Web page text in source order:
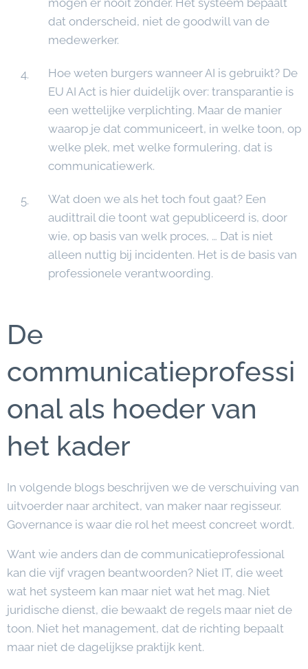
mogen er nooit zonder. Het systeem bepaalt
dat onderscheid, niet de goodwill van de
medewerker.
Hoe weten burgers wanneer AI is gebruikt? De
EU AI Act is hier duidelijk over: transparantie is
een wettelijke verplichting. Maar de manier
waarop je dat communiceert, in welke toon, op
welke plek, met welke formulering, dat is
communicatiewerk.
Wat doen we als het toch fout gaat? Een
audittrail die toont wat gepubliceerd is, door
wie, op basis van welk proces, … Dat is niet
alleen nuttig bij incidenten. Het is de basis van
professionele verantwoording.
De
communicatieprofessi
onal als hoeder van
het kader
In volgende blogs beschrijven we de verschuiving van
uitvoerder naar architect, van maker naar regisseur.
Governance is waar die rol het meest concreet wordt.
Want wie anders dan de communicatieprofessional
kan die vijf vragen beantwoorden? Niet IT, die weet
wat het systeem kan maar niet wat het mag. Niet
juridische dienst, die bewaakt de regels maar niet de
toon. Niet het management, dat de richting bepaalt
maar niet de dagelijkse praktijk kent.